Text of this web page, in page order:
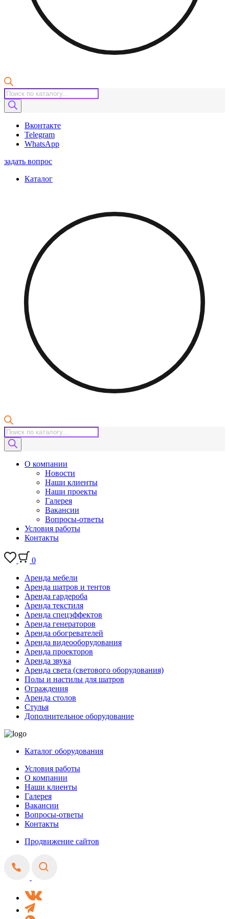
Поиск
товаров
Вконтакте
Telegram
WhatsApp
задать вопрос
Каталог
Поиск
товаров
О компании
Новости
Наши клиенты
Наши проекты
Галерея
Вакансии
Вопросы-ответы
Условия работы
Контакты
0
Аренда мебели
Аренда шатров и тентов
Аренда гардероба
Аренда текстиля
Аренда спецэффектов
Аренда генераторов
Аренда обогревателей
Аренда видеооборудования
Аренда проекторов
Аренда звука
Аренда света (светового оборудования)
Полы и настилы для шатров
Ограждения
Аренда столов
Стулья
Дополнительное оборудование
Каталог оборудования
Условия работы
О компании
Наши клиенты
Галерея
Вакансии
Вопросы-ответы
Контакты
Продвижение сайтов